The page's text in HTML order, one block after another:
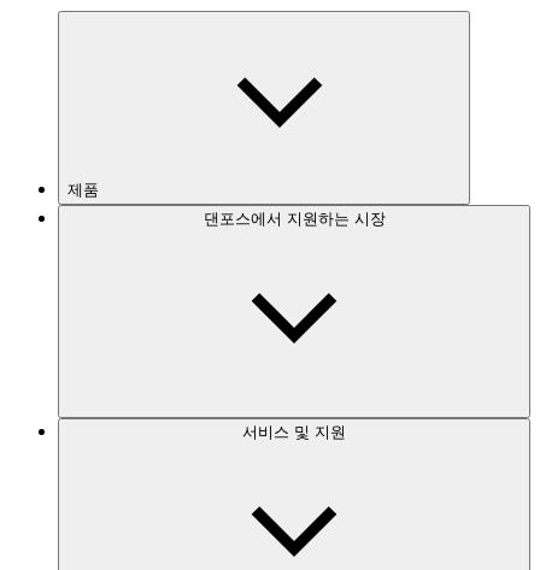
제품
댄포스에서 지원하는 시장
서비스 및 지원